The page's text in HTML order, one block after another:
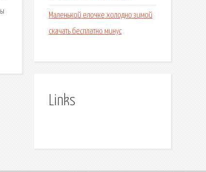
Маленькой елочке холодно зимой
скачать бесплатно минус
Links